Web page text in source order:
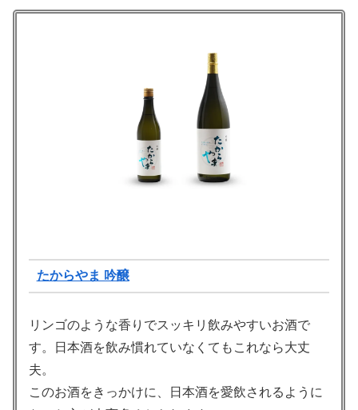
たからやま 吟醸
リンゴのような香りでスッキリ飲みやすいお酒で
す。日本酒を飲み慣れていなくてもこれなら大丈
夫。
このお酒をきっかけに、日本酒を愛飲されるように